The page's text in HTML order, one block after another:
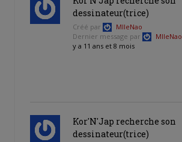
dessinateur(trice)
Créé par
MlleNao
Dernier message par
MlleNao
y a 11 ans et 8 mois
Kor'N'Jap recherche son
dessinateur(trice)